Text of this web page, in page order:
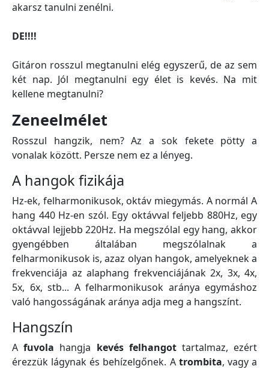
akarsz tanulni zenélni.
DE!!!!
Gitáron rosszul megtanulni elég egyszerű, de az sem
két nap. Jól megtanulni egy élet is kevés. Na mit
kellene megtanulni?
Zeneelmélet
Rosszul hangzik, nem? Az a sok fekete pötty a
vonalak között. Persze nem ez a lényeg.
A hangok fizikája
Hz-ek, felharmonikusok, oktáv miegymás. A normál A
hang 440 Hz-en szól. Egy oktávval feljebb 880Hz, egy
oktávval lejjebb 220Hz. Ha megszólal egy hang, akkor
gyengébben általában megszólalnak a
felharmonikusok is, azaz olyan hangok, amelyeknek a
frekvenciája az alaphang frekvenciájának 2x, 3x, 4x,
5x, 6x, stb... A felharmonikusok aránya egymáshoz
való hangosságának aránya adja meg a hangszínt.
Hangszín
Afuvola hangja kevés felhangot tartalmaz, ezért
érezzük lágynak és behízelgőnek. A trombita, vagy a